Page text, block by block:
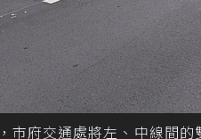
市府交通處將左、中線間